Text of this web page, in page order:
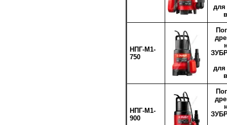
для
НПГ-М1-
750
для
НПГ-М1-
900